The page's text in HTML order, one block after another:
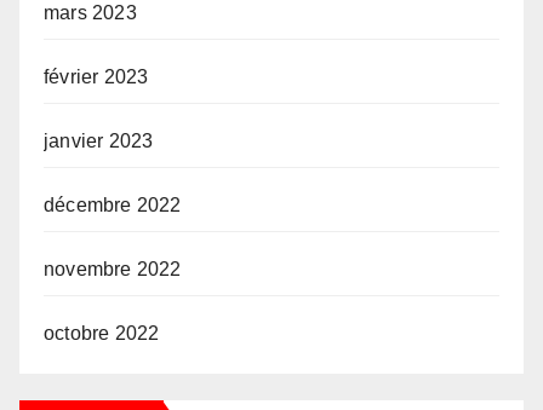
mars 2023
février 2023
janvier 2023
décembre 2022
novembre 2022
octobre 2022